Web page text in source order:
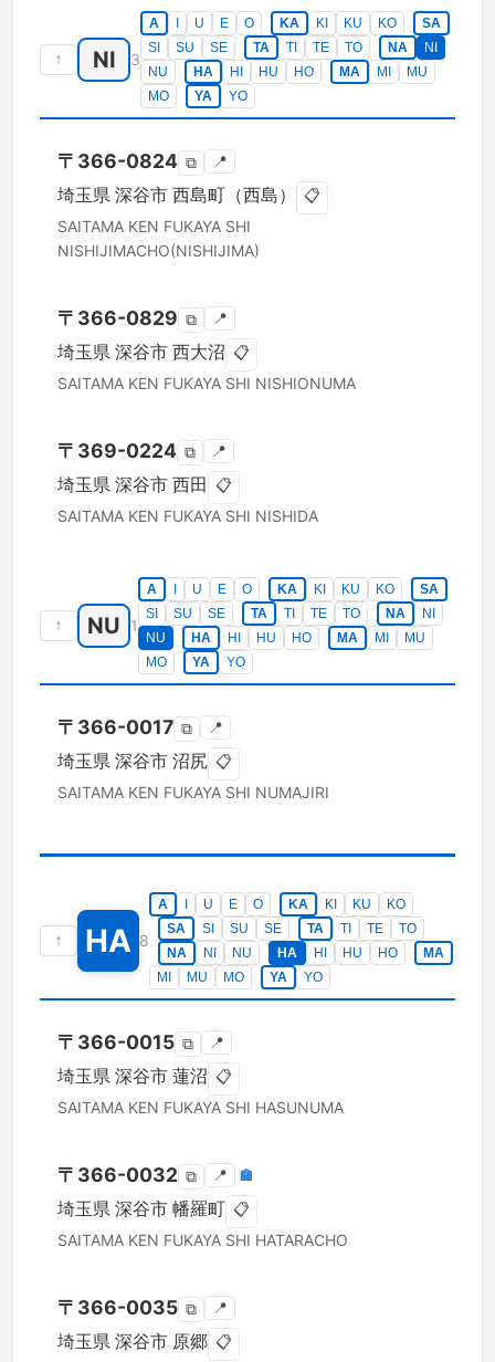
↑ NI 3
A U E O KA KI KU KO
SA
SI
SU SE TA TI TE TO NA
NI
NU
HA HI HU HO MA MI
MU
MO
YA YO
〒 366-0824 ⧉ 📍
埼玉県 深谷市 西島町（西島） 📋
SAITAMA KEN FUKAYA SHI
NISHIJIMACHO(NISHIJIMA)
〒 366-0829 ⧉ 📍
埼玉県 深谷市 西大沼 📋
SAITAMA KEN FUKAYA SHI NISHIONUMA
〒 369-0224 ⧉ 📍
埼玉県 深谷市 西田 📋
SAITAMA KEN FUKAYA SHI NISHIDA
↑ NU 1
A U E O KA KI KU KO
SA
SI
SU SE TA TI TE TO NA
NI
NU
HA HI HU HO MA MI
MU
MO
YA YO
〒 366-0017 ⧉ 📍
埼玉県 深谷市 沼尻 📋
SAITAMA KEN FUKAYA SHI NUMAJIRI
↑ HA 8
A U E O KA KI KU
KO
SA
SI SU SE TA TI TE
TO
NA
NI NU HA HI HU HO
MA
MI
MU MO YA YO
〒 366-0015 ⧉ 📍
埼玉県 深谷市 蓮沼 📋
SAITAMA KEN FUKAYA SHI HASUNUMA
〒 366-0032 ⧉ 📍 🏣
埼玉県 深谷市 幡羅町 📋
SAITAMA KEN FUKAYA SHI HATARACHO
〒 366-0035 ⧉ 📍
埼玉県 深谷市 原郷 📋